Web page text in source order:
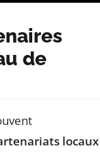
de
locaux